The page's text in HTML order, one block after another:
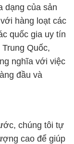
dạng của sản
hàng loạt các
quốc gia uy tín
Quốc,
nghĩa với việc
đầu và
chúng tôi tự
cao để giúp